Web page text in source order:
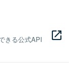
きる公式API